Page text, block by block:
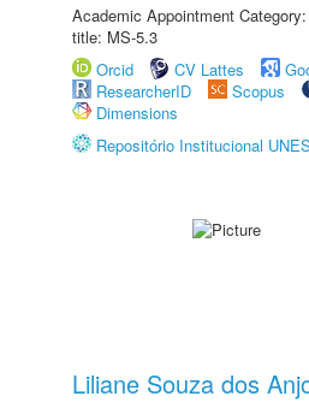
Academic Appointment
title: MS-5.3
Orcid
CV Lattes
ResearcherID
Scopus
Dimensions
Repositório Institucional
Liliane Souza dos